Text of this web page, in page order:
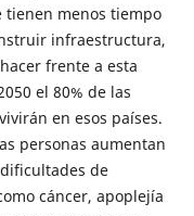
menos tiempo
infraestructura,
frente a esta
el 80% de las
en esos países.
personas aumentan
de
cáncer, apoplejía